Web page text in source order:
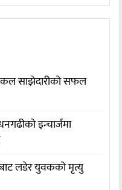
साझेदारीको सफल
इन्चार्जमा
लडेर युवकको मृत्यु